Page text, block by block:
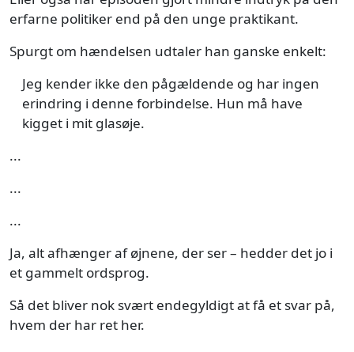
erfarne politiker end på den unge praktikant.
Spurgt om hændelsen udtaler han ganske enkelt:
Jeg kender ikke den pågældende og har ingen
erindring i denne forbindelse. Hun må have
kigget i mit glasøje.
...
...
...
Ja, alt afhænger af øjnene, der ser – hedder det jo i
et gammelt ordsprog.
Så det bliver nok svært endegyldigt at få et svar på,
hvem der har ret her.